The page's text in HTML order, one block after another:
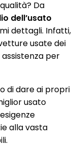
Da
dell’usato
dettagli. Infatti,
usate dei
per
di dare ai propri
usato
alla vasta